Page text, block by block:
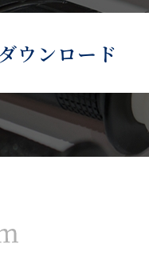
ウンロード